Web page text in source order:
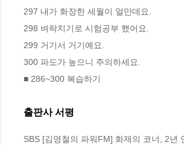
297 내가 화장한 세월이 얼만데요.
298 벼락치기로 시험공부 했어요.
299 거기서 거기예요.
300 파도가 높으니 주의하세요.
■ 286~300 복습하기
출판사 서평
SBS [김영철의 파워FM] 화제의 코너, 2년